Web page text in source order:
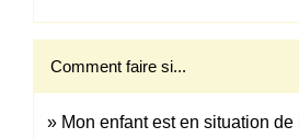
Comment faire si...
Mon enfant est en situation